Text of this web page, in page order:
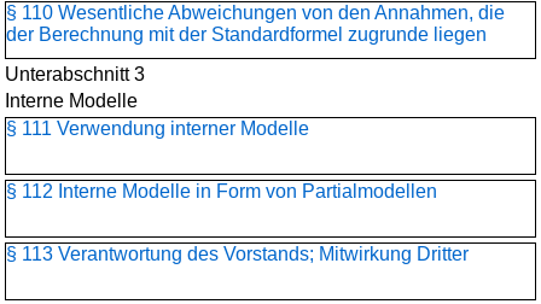
§ 110 Wesentliche Abweichungen von den Annahmen, die
der Berechnung mit der Standardformel zugrunde liegen
Unterabschnitt 3
Interne Modelle
§ 111 Verwendung interner Modelle
§ 112 Interne Modelle in Form von Partialmodellen
§ 113 Verantwortung des Vorstands; Mitwirkung Dritter